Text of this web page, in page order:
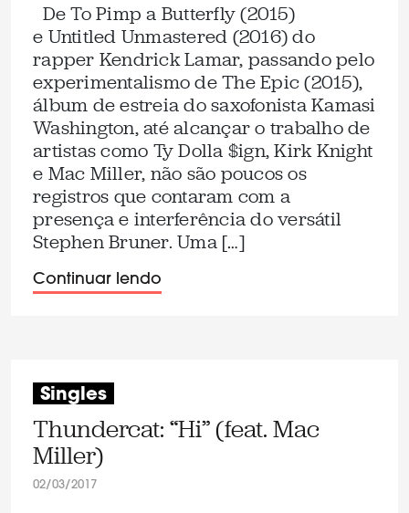
De To Pimp a Butterfly (2015)
e Untitled Unmastered (2016) do
rapper Kendrick Lamar, passando pelo
experimentalismo de The Epic (2015),
álbum de estreia do saxofonista Kamasi
Washington, até alcançar o trabalho de
artistas como Ty Dolla $ign, Kirk Knight
e Mac Miller, não são poucos os
registros que contaram com a
presença e interferência do versátil
Stephen Bruner. Uma […]
Continuar lendo
Singles
Thundercat: “Hi” (feat. Mac
Miller)
02/03/2017